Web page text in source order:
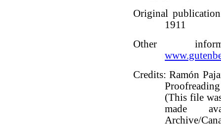
Original publication
1911
Other
Credits: Ramón
(This file
made
Archive/